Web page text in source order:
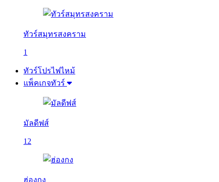
ทัวร์สมุทรสงคราม
1
ทัวร์โปรไฟไหม้
แพ็คเกจทัวร์
มัลดีฟส์
12
ฮ่องกง